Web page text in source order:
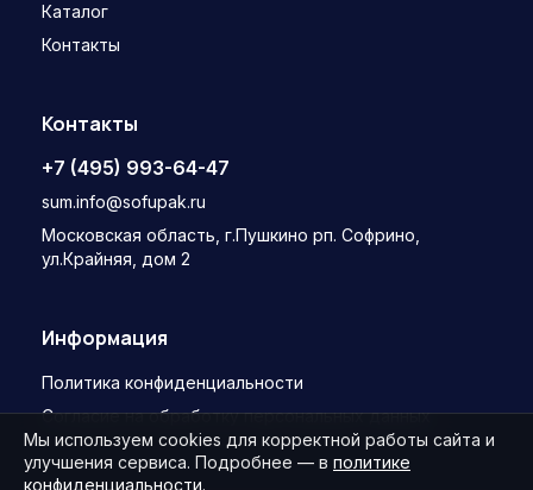
Каталог
Контакты
Контакты
+7 (495) 993-64-47
sum.info@sofupak.ru
Московская область, г.Пушкино рп. Софрино,
ул.Крайняя, дом 2
Информация
Политика конфиденциальности
Согласие на обработку персональных данных
Мы используем cookies для корректной работы сайта и
улучшения сервиса. Подробнее — в политике
конфиденциальности.